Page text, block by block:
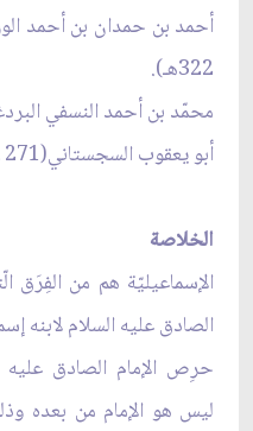
322هـ).
محمّد بن أحمد النسفي البردغي
أبو يعقوب السجستاني(271 ـ وكان حيّاً عام 360هـ).
الخلاصة
الإسماعيليّة هم من الفِرَق
الصادق عليه السلام لابنه
حرِص الإمام الصادق عليه
ليس هو الإمام من بعده